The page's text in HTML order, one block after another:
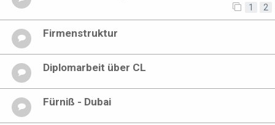
1 2
Firmenstruktur
Diplomarbeit über CL
Fürniß - Dubai